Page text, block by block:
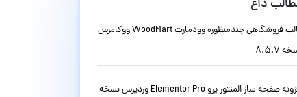
داغ
قالب فروشگاهی چندمنظوره وودمارت WoodMart ووکامرس
8.5.7
افزونه صفحه ساز المنتور پرو Elementor Pro وردپرس نسخه